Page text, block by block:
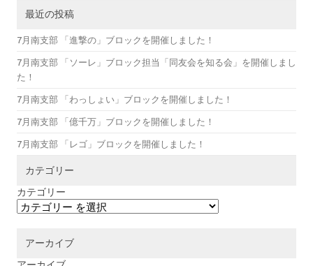
最近の投稿
7月南支部 「進撃の」ブロックを開催しました！
7月南支部 「ソーレ」ブロック担当「同友会を知る会」を開催しまし
た！
7月南支部 「わっしょい」ブロックを開催しました！
7月南支部 「億千万」ブロックを開催しました！
7月南支部 「レゴ」ブロックを開催しました！
カテゴリー
カテゴリー
アーカイブ